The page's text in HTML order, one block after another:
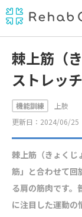
棘上筋（
ストレッ
機能訓練
上肢
更新日：2024/06/25
棘上筋（きょくじ
筋」と合わせて回
る肩の筋肉です。
に注目した運動の